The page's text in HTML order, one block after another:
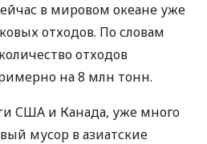
в мировом океане уже
отходов. По словам
отходов
на 8 млн тонн.
США и Канада, уже много
мусор в азиатские